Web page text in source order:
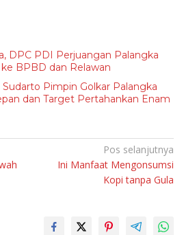
DPC PDI Perjuangan Palangka
BPBD dan Relawan
Sudarto Pimpin Golkar Palangka
dan Target Pertahankan Enam
Pos selanjutnya
Ini Manfaat Mengonsumsi
Kopi tanpa Gula